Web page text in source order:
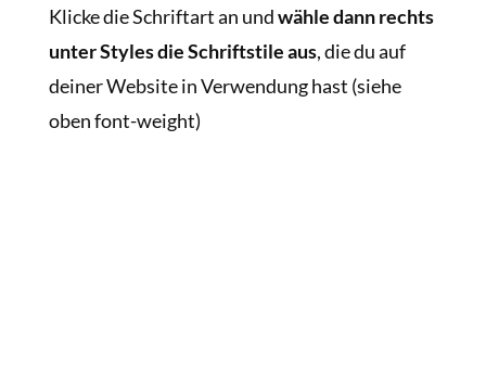
Klicke die Schriftart an undwähle dann rechts
unter Styles die Schriftstile aus, die du auf
deiner Website in Verwendung hast (siehe
oben font-weight)